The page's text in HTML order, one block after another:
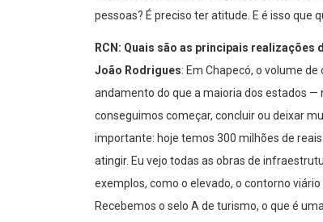
pessoas? É preciso ter atitude. E é isso que
RCN: Quais são as principais
João Rodrigues: Em Chapecó, o volume
andamento do que a maioria dos estados —
conseguimos começar, concluir ou deixar
importante: hoje temos 300 milhões de
atingir. Eu vejo todas as obras de
exemplos, como o elevado, o contorno
Recebemos o selo A de turismo, o que é